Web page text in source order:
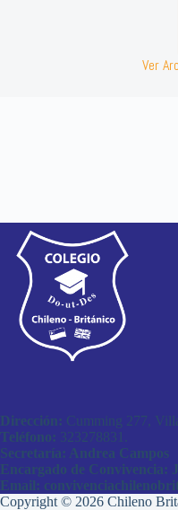
Ver
Dirección: Cumming 277,
Teléfono: 323278831.
Secretaría: Andrea Campos
Encargado de Convivencia:
Email:
Copyright © 2026 Chileno